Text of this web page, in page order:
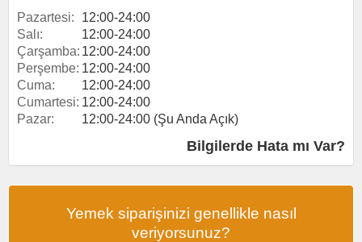
Pazartesi:
12:00-24:00
Salı:
12:00-24:00
Çarşamba: 12:00-24:00
Perşembe: 12:00-24:00
Cuma:
12:00-24:00
Cumartesi: 12:00-24:00
Pazar:
12:00-24:00 (Şu Anda Açık)
Bilgilerde Hata mı Var?
Yemek siparişinizi genellikle nasıl
veriyorsunuz?